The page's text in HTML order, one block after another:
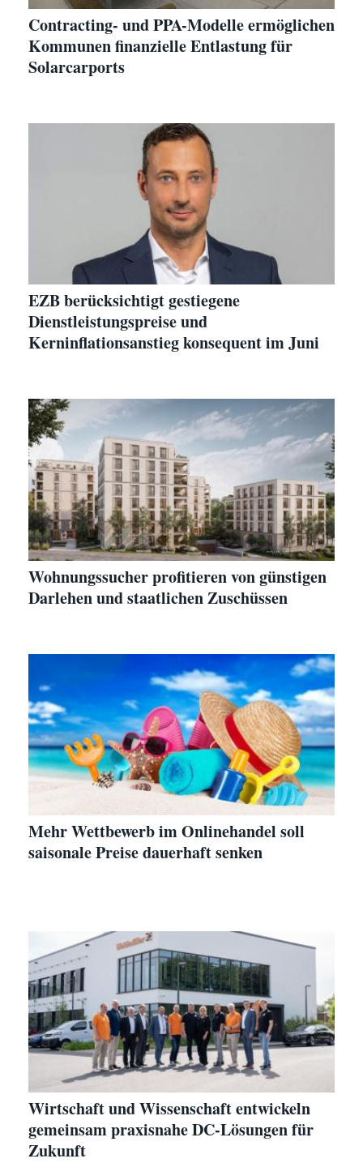
Contracting- und PPA-Modelle ermöglichen
Kommunen finanzielle Entlastung für
Solarcarports
EZB berücksichtigt gestiegene
Dienstleistungspreise und
Kerninflationsanstieg konsequent im Juni
Wohnungssucher profitieren von günstigen
Darlehen und staatlichen Zuschüssen
Mehr Wettbewerb im Onlinehandel soll
saisonale Preise dauerhaft senken
Wirtschaft und Wissenschaft entwickeln
gemeinsam praxisnahe DC-Lösungen für
Zukunft